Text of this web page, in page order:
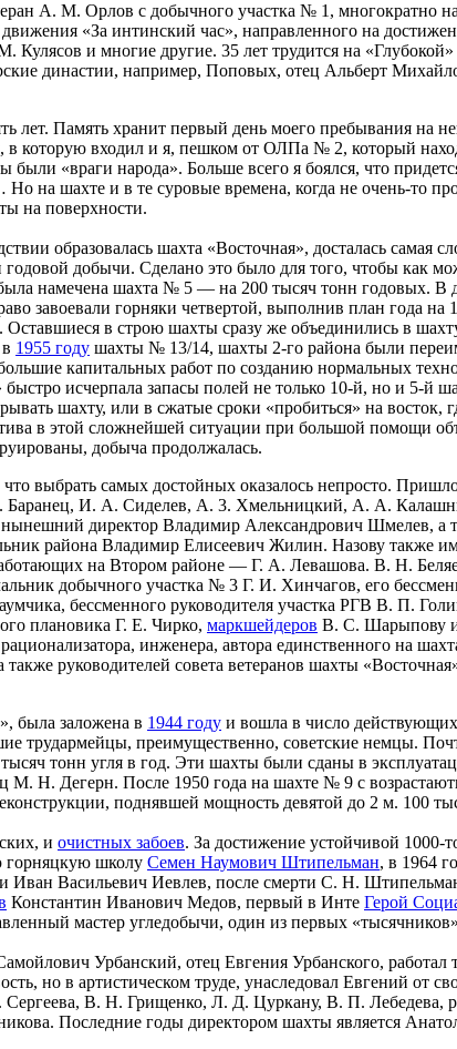
А. М. Орлов с добычного участка № 1, многократно
«За интинский час», направленного на
и многие другие. 35 лет трудится на
династии, например, Поповых, отец Альберт
лет. Память хранит первый день моего пребывания на
в которую входил и я, пешком от ОЛПа № 2, который
«враги народа». Больше всего я боялся, что
шахте и в те суровые времена, когда не очень-то
на поверхности.
образовалась шахта «Восточная», досталась самая
добычи. Сделано это было для того, чтобы как
намечена шахта № 5 — на 200 тысяч тонн годовых. В
завоевали горняки четвертой, выполнив план года на
в строю шахты сразу же объединились в
1955 году шахты № 13/14, шахты 2-го района были
капитальных работ по созданию нормальных
исчерпала запасы полей не только 10-й, но и 5-й
шахту, или в сжатые сроки «пробиться» на восток,
в этой сложнейшей ситуации при большой помощи
добыча продолжалась.
выбрать самых достойных оказалось непросто.
И. А. Сиделев, А. 3. Хмельницкий, А. А.
директор Владимир Александрович Шмелев, а
района Владимир Елисеевич Жилин. Назову также
на Втором районе — Г. А. Левашова. В. Н.
добычного участка № 3 Г. И. Хинчагов, его
бессменного руководителя участка РГВ В. П.
плановика Г. Е. Чирко, маркшейдеров В. С. Шарыпову и
инженера, автора единственного на
руководителей совета ветеранов шахты
была заложена в 1944 году и вошла в число
трудармейцы, преимущественно, советские немцы.
тонн угля в год. Эти шахты были сданы в
М. Н. Дегерн. После 1950 года на шахте № 9 с
поднявшей мощность девятой до 2 м. 100
и очистных забоев. За достижение устойчивой 1000-
горняцкую школу Семен Наумович Штипельман, в 1964
Иван Васильевич Иевлев, после смерти С. Н.
Константин Иванович Медов, первый в Инте Герой
мастер угледобычи, один из первых
Урбанский, отец Евгения Урбанского, работал
но в артистическом труде, унаследовал Евгений от
В. Н. Грищенко, Л. Д. Цуркану, В. П. Лебедева,
Последние годы директором шахты является